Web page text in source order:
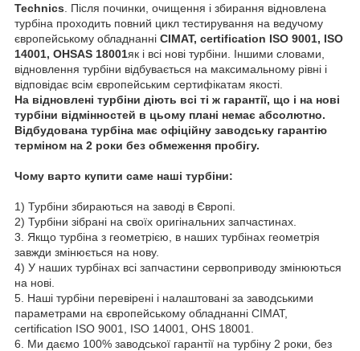
Technics . Після починки, очищення і збирання відновлена
турбіна проходить повний цикл тестирування на ведучому
європейському обладнанні CIMAT, certification ISO 9001, ISO
14001, OHSAS 18001як і всі нові турбіни. Іншими словами,
відновлення турбіни відбувається на максимальному рівні і
відповідає всім європейським сертифікатам якості.
На відновлені турбіни діють всі ті ж гарантії, що і на нові
турбіни відмінностей в цьому плані немає абсолютно.
Відбудована турбіна має офіційну заводську гарантію
терміном на 2 роки без обмеження пробігу.
Чому варто купити саме наші турбіни:
1) Турбіни збираються на заводі в Європі.
2) Турбіни зібрані на своїх оригінальних запчастинах.
3. Якщо турбіна з геометрією, в наших турбінах геометрія
завжди змінюється на нову.
4) У наших турбінах всі запчастини сервоприводу змінюються
на нові.
5. Наші турбіни перевірені і налаштовані за заводськими
параметрами на європейському обладнанні CIMAT,
certification ISO 9001, ISO 14001, OHS 18001.
6. Ми даємо 100% заводської гарантії на турбіну 2 роки, без